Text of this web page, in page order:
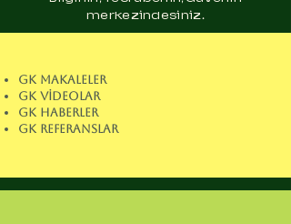
merkezindesiniz.
GK MAKALELER
GK VİDEOLAR
GK HABERLER
GK REFERANSLAR